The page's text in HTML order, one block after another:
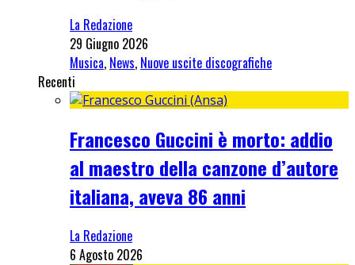
La Redazione
29 Giugno 2026
Musica, News, Nuove uscite discografiche
Recenti
Francesco Guccini è morto: addio
al maestro della canzone d’autore
italiana, aveva 86 anni
La Redazione
6 Agosto 2026